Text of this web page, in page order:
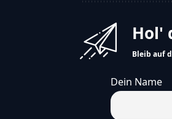
Hol'
Bleib auf
Dein Name